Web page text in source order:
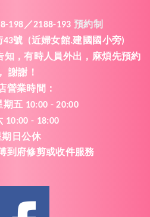
198／2188-193 預約制
43號 (近婦女館.建國國小旁)
知 ，有時人員外出 ， 麻煩先預約
， 謝謝 ！
營業時間 ：
期五 10:00 - 20:00
10:00 - 18:00
期日公休
到府修剪或收件服務